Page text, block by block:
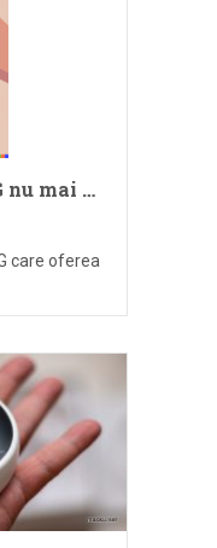
nu mai …
care oferea